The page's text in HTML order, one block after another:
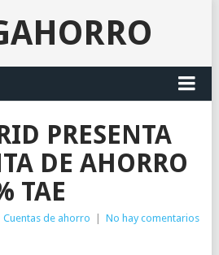
PRESENTA
DE AHORRO
TAE
Cuentas de ahorro No hay comentarios